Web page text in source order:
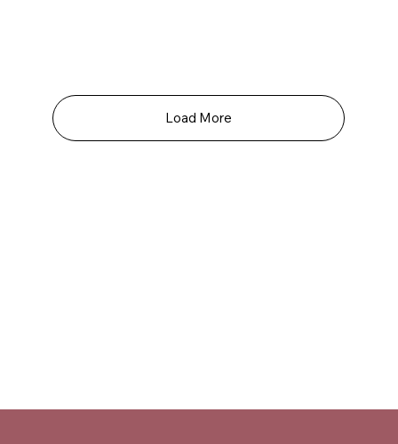
Load More